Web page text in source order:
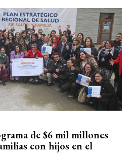
de $6 mil millones
con hijos en el